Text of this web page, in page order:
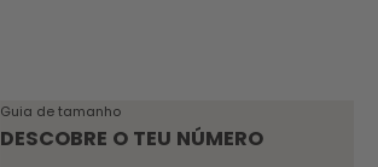
Guia de tamanho
DESCOBRE O TEU NÚMERO